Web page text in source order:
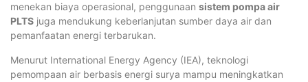
menekan biaya operasional, penggunaan sistem pompa air
PLTS juga mendukung keberlanjutan sumber daya air dan
pemanfaatan energi terbarukan.
Menurut International Energy Agency (IEA), teknologi
pemompaan air berbasis energi surya mampu meningkatkan